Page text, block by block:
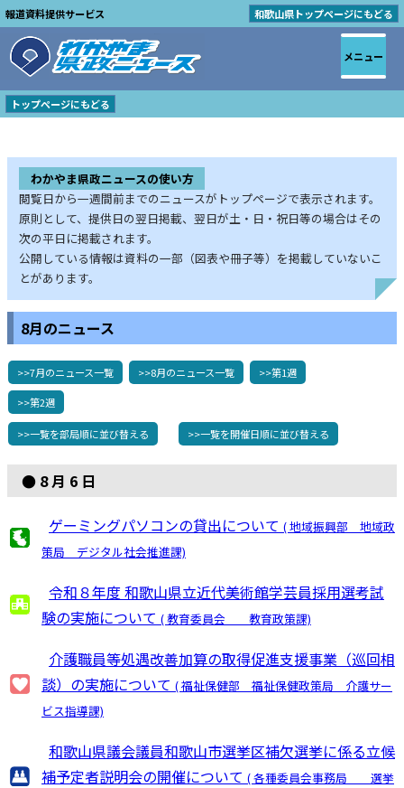
報道資料提供サービス 和歌山県トップページにもどる
トップページにもどる
わかやま県政ニュースの使い方
閲覧日から一週間前までのニュースがトップページで表示されます。
原則として、提供日の翌日掲載、翌日が土・日・祝日等の場合はその
次の平日に掲載されます。
公開している情報は資料の一部（図表や冊子等）を掲載していないこ
とがあります。
8月のニュース
>>7月のニュース一覧 >>8月のニュース一覧 >>第1週
>>第2週
>>一覧を部局順に並び替える >>一覧を開催日順に並び替える
● 8 月 6 日
ゲーミングパソコンの貸出について ( 地域振興部 地域政
策局 デジタル社会推進課)
令和８年度 和歌山県立近代美術館学芸員採用選考試
験の実施について ( 教育委員会 教育政策課)
介護職員等処遇改善加算の取得促進支援事業（巡回相
談）の実施について ( 福祉保健部 福祉保健政策局 介護サー
ビス指導課)
和歌山県議会議員和歌山市選挙区補欠選挙に係る立候
補予定者説明会の開催について ( 各種委員会事務局 選挙
メニュー